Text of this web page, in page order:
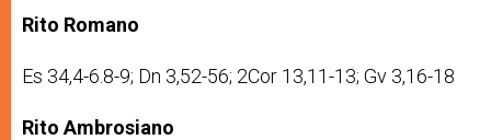
Rito Romano
Es 34,4-6.8-9; Dn 3,52-56; 2Cor 13,11-13; Gv 3,16-18
Rito Ambrosiano